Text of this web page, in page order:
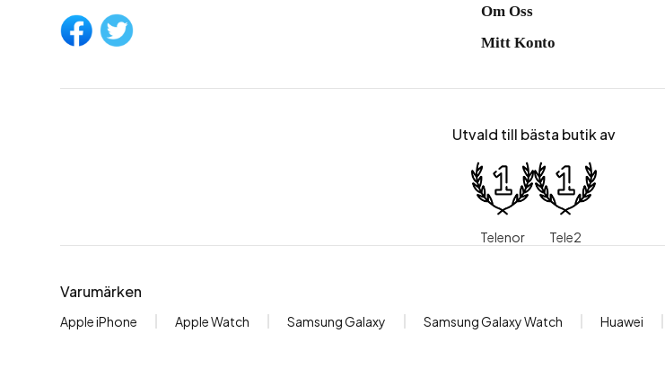
Om Oss
Mitt Konto
Utvald till bästa butik av
Telenor Tele2
Varumärken
Apple iPhone Apple Watch Samsung Galaxy Samsung Galaxy Watch Huawei